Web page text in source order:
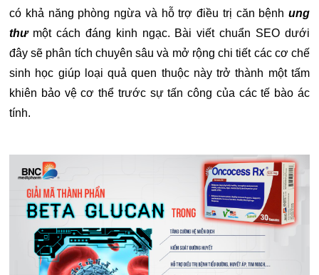
có khả năng phòng ngừa và hỗ trợ điều trị căn bệnh ung
thưmột cách đáng kinh ngạc. Bài viết chuẩn SEO dưới
đây sẽ phân tích chuyên sâu và mở rộng chi tiết các cơ chế
sinh học giúp loại quả quen thuộc này trở thành một tấm
khiên bảo vệ cơ thể trước sự tấn công của các tế bào ác
tính.